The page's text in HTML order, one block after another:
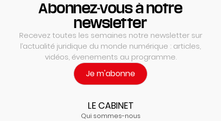
Abonnez-vous à notre
newsletter
Recevez toutes les semaines notre newsletter sur
l’actualité juridique du monde numérique : articles,
vidéos, évenements au programme.
Je m'abonne
LE CABINET
Qui sommes-nous